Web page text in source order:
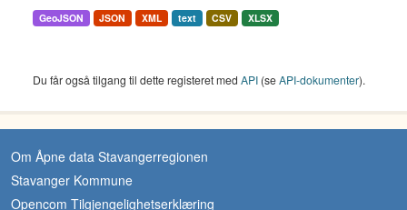
GeoJSON JSON XML text CSV XLSX
Du får også tilgang til dette registeret med API (seAPI-dokumenter).
Om Åpne data Stavangerregionen
Stavanger Kommune
Opencom Tilgjengelighetserklæring